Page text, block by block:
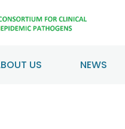
US NEWS
HOME